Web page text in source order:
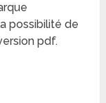
possibilité de
pdf.